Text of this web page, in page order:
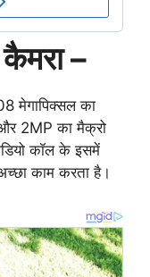
–
मेगापिक्सल का
2MP का मैक्रो
कॉल के इसमें
काम करता है।